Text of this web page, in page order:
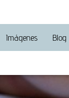
Imágenes Blog